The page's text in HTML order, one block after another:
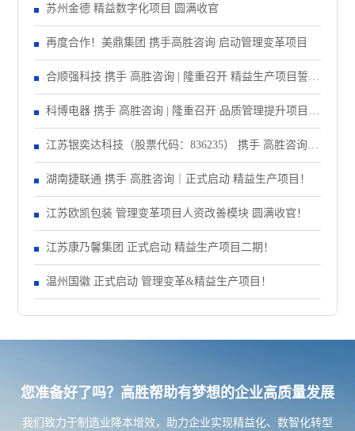
精益注塑项目！
苏州金德 精益数字化项目 圆满收官
再度合作！美鼎集团 携手高胜咨询 启动管理变革项目
合顺强科技 携手 高胜咨询 | 隆重召开 精益生产项目誓师
大会！
科博电器 携手 高胜咨询 | 隆重召开 品质管理提升项目启
动大会！
江苏银奕达科技（股票代码：836235） 携手 高胜咨询｜
正式启动 管理变革项目
湖南捷联通 携手 高胜咨询｜正式启动 精益生产项目！
江苏欧凯包装 管理变革项目人资改善模块 圆满收官！
江苏康乃馨集团 正式启动 精益生产项目二期！
温州国徽 正式启动 管理变革&精益生产项目！
您准备好了吗？高胜帮助有梦想的企业高质量发展
我们致力于制造业降本增效，助力企业实现精益化、数智化转型